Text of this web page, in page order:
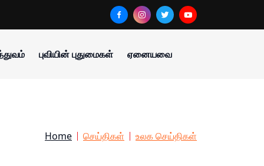
புவியின் புதுமைகள் ஏனையவை
Home செய்திகள் உலக செய்திகள்